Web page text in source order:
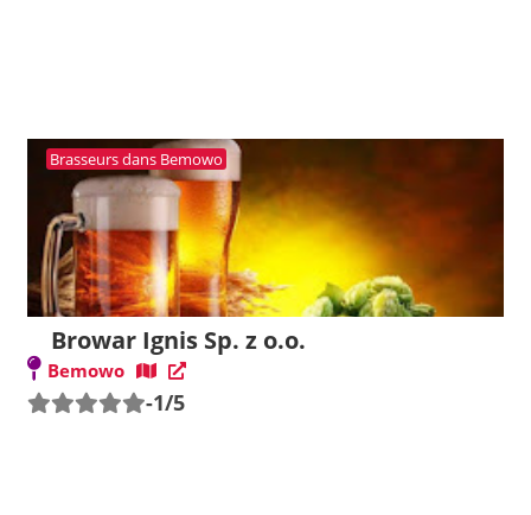
Brasseurs dans Bemowo
Browar Ignis Sp. z o.o.
Bemowo
-1/5